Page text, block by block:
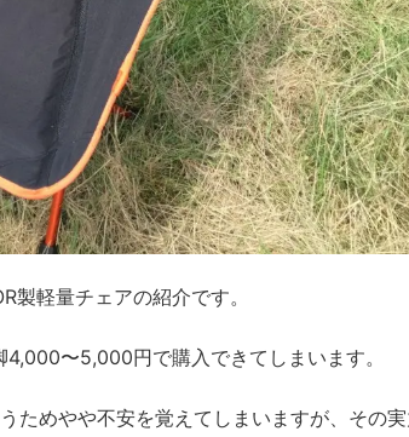
製軽量チェアの紹介です。
〜5,000円で購入できてしまいます。
ためやや不安を覚えてしまいますが、その実